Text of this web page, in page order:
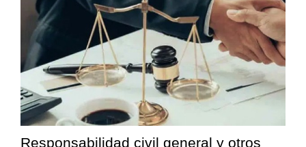
Responsabilidad civil general y otros